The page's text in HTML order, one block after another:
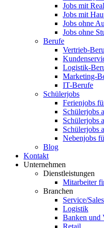
Jobs mit
Jobs mit
Jobs ohne
Jobs ohne
Berufe
Vertrieb-
Logistik-
Marketing-
IT-Berufe
Schülerjobs
Ferienjobs
Schülerjobs
Schülerjobs
Schülerjobs
Nebenjobs
Blog
Kontakt
Unternehmen
Dienstleistungen
Mitarbeiter
Branchen
Service/Sales
Logistik
Banken und
Retail